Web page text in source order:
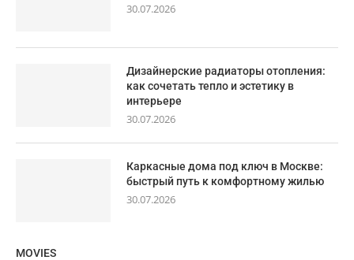
30.07.2026
Дизайнерские радиаторы отопления:
как сочетать тепло и эстетику в
интерьере
30.07.2026
Каркасные дома под ключ в Москве:
быстрый путь к комфортному жилью
30.07.2026
MOVIES